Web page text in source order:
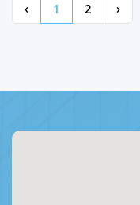
‹ 1 2 ›